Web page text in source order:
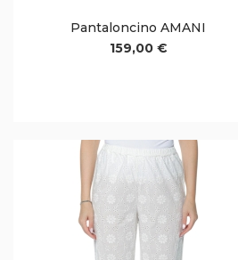
Pantaloncino AMANI
159,00 €